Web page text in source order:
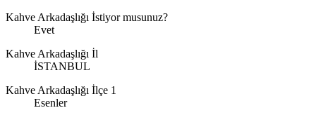
Kahve Arkadaşlığı İstiyor musunuz?
Evet
Kahve Arkadaşlığı İl
İSTANBUL
Kahve Arkadaşlığı İlçe 1
Esenler